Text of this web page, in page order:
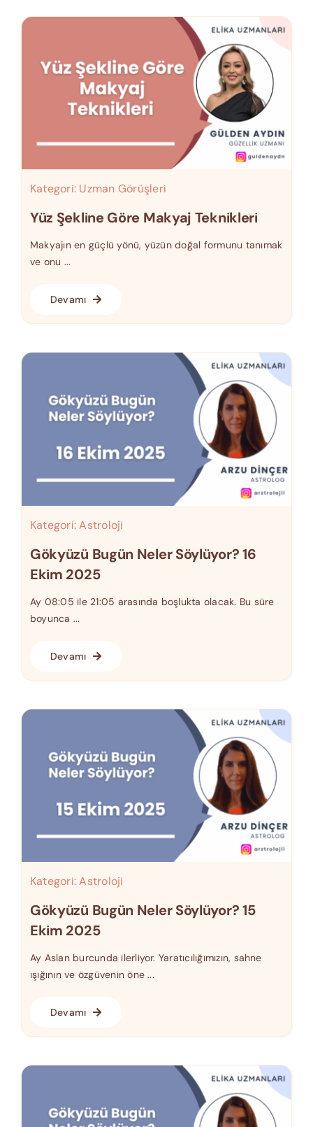
Kategori: Uzman Görüşleri
Yüz Şekline Göre Makyaj Teknikleri
Makyajın en güçlü yönü, yüzün doğal formunu tanımak
ve onu ...
Devamı
Kategori:Astroloji
Gökyüzü Bugün Neler Söylüyor? 16
Ekim 2025
Ay 08:05 ile 21:05 arasında boşlukta olacak. Bu süre
boyunca ...
Devamı
Kategori:Astroloji
Gökyüzü Bugün Neler Söylüyor? 15
Ekim 2025
Ay Aslan burcunda ilerliyor. Yaratıcılığımızın, sahne
ışığının ve özgüvenin öne ...
Devamı